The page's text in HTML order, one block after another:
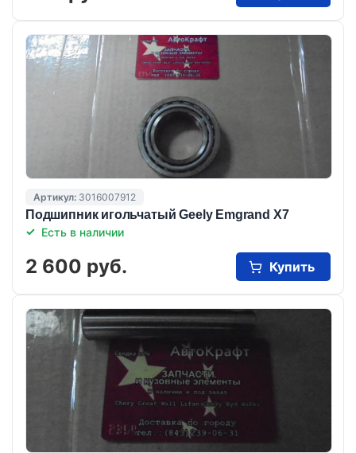
Артикул: 3016007912
Подшипник игольчатый Geely Emgrand X7
Есть в наличии
2 600 руб. Купить